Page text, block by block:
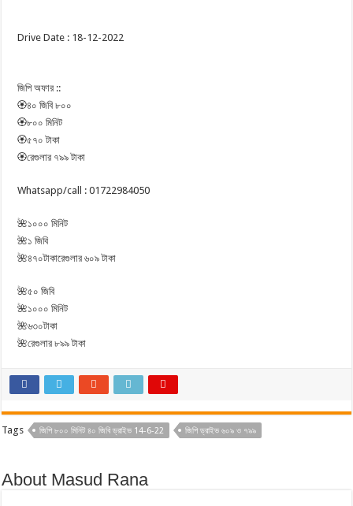
Drive Date : 18-12-2022
জিপি অফার ::
🏵️৪০ জিবি ৮০০
🏵️৮০০ মিনিট
🏵️৫৭০ টাকা
🏵️রেগুলার ৭৯৯ টাকা
Whatsapp/call : 01722984050
🌺১০০০ মিনিট
🌺১ জিবি
🌺৪৭০টাকারেগুলার ৬০৯ টাকা
🌺৫০ জিবি
🌺১০০০ মিনিট
🌺৬৩০টাকা
🌺রেগুলার ৮৯৯ টাকা
Tags জিপি ৮০০ মিনিট ৪০ জিবি ড্রাইভ 14-6-22 জিপি ড্রাইভ ৬০৯ ও ৭৯৯
About Masud Rana